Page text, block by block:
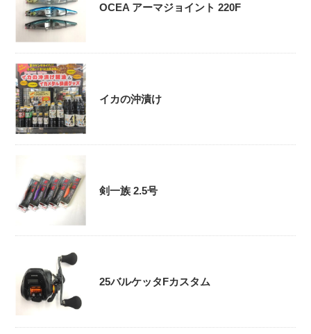
OCEA アーマジョイント 220F
イカの沖漬け
剣一族 2.5号
25バルケッタFカスタム